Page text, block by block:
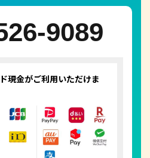
9089
現金がご利用いただけま